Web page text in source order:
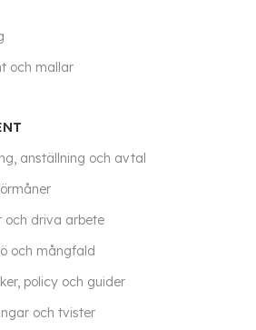
och mallar
anställning och avtal
och driva arbete
och mångfald
policy och guider
och tvister